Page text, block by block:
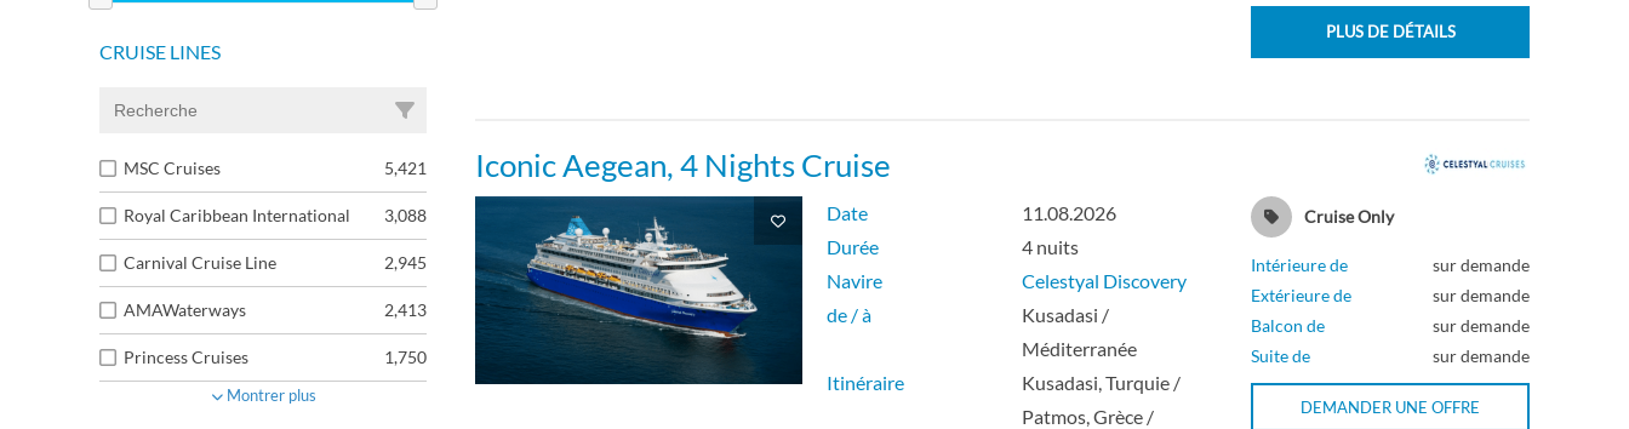
CRUISE LINES
MSC Cruises 5,421
Royal Caribbean International 3,088
Carnival Cruise Line 2,945
AMAWaterways 2,413
Princess Cruises 1,750
Montrer plus
PLUS DE DÉTAILS
Iconic Aegean, 4 Nights Cruise
Date
11.08.2026
Durée
4 nuits
Navire
Celestyal Discovery
de / à
Kusadasi /
Méditerranée
Itinéraire
Kusadasi, Turquie /
Patmos, Grèce /
Cruise Only
Intérieure de
sur demande
Extérieure de
sur demande
Balcon de
sur demande
Suite de
sur demande
DEMANDER UNE OFFRE